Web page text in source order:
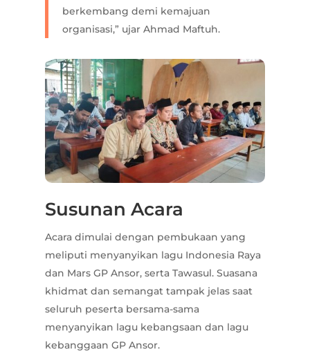
berkembang demi kemajuan
organisasi,” ujar Ahmad Maftuh.
Susunan Acara
Acara dimulai dengan pembukaan yang
meliputi menyanyikan lagu Indonesia Raya
dan Mars GP Ansor, serta Tawasul. Suasana
khidmat dan semangat tampak jelas saat
seluruh peserta bersama-sama
menyanyikan lagu kebangsaan dan lagu
kebanggaan GP Ansor.